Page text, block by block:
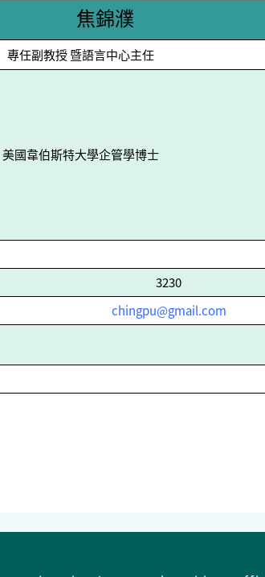
焦錦濮
專任副教授 暨語言中心主任
美國韋伯斯特大學企管學博士
3230
chingpu@gmail.com